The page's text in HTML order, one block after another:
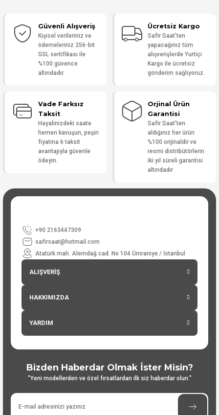
Yorum Yaz
Güvenli Alışveriş
Kişisel verileriniz ve
ödemeleriniz 256-bit
SSL sertifikası ile
%100 güvence
altındadır.
Ücretsiz Kargo
Safir Saat'ten
yapacağınız tüm
alışverişlerde Yurtiçi
Kargo ile ücretsiz
gönderim sağlıyoruz.
Vade Farksız
Taksit
Hayalinizdeki saate
hemen kavuşun, peşin
fiyatına 6 taksit
avantajıyla güvenle
ödeyin.
Orjinal Ürün
Garantisi
Safir Saat'ten
aldığınız her ürün
%100 orijinaldir ve
resmi distribütörlerin
iki yıl süreli garantisi
altındadır
+90 2163447309
safirsaat@hotmail.com
Atatürk mah. Alemdağ cad. No 104 Ümraniye / İstanbul
ALIŞVERİŞ
HAKKIMIZDA
YARDIM
Bizden Haberdar Olmak İster Misin?
"Yeni modellerden ve özel fırsatlardan ilk siz haberdar olun."